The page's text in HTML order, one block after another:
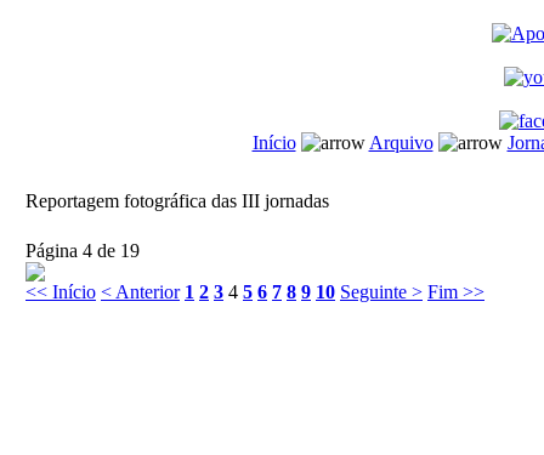
Início Arquivo
Reportagem fotográfica das III jornadas
Página 4 de 19
<< Início < Anterior 1 2 3 4 5 6 7 8 9 10 Seguinte > Fim >>